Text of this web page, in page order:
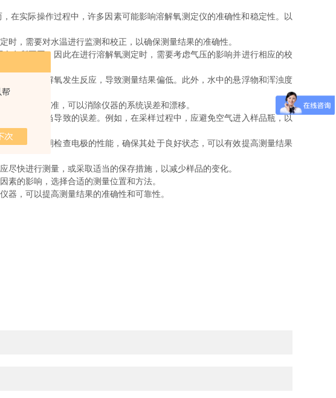
帮
实际操作过程中，许多因素可能影响溶解氧测定仪的准确性和稳定性。以
，需要对水温进行监测和校正，以确保测量结果的准确性。
所不同，因此在进行溶解氧测定时，需要考虑气压的影响并进行相应的校
能与溶解氧发生反应，导致测量结果偏低。此外，水中的悬浮物和浑浊度
气进行校准，可以消除仪器的系统误差和漂移。
操作不当导致的误差。例如，在采样过程中，应避免空气进入样品瓶，以
性。定期检查电极的性能，确保其处于良好状态，可以有效提高测量结果
快进行测量，或采取适当的保存措施，以减少样品的变化。
的影响，选择合适的测量位置和方法。
，可以提高测量结果的准确性和可靠性。